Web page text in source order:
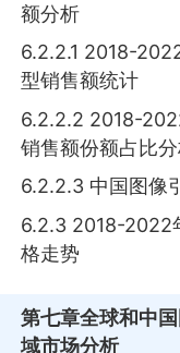
额分析
6.2.2.1 2018-
型销售额统计
6.2.2.2 2018-
销售额份额占比
6.2.2.3 中国图像
6.2.3 2018-2022
格走势
第七章全球和中
域市场分析